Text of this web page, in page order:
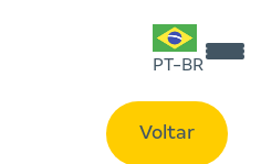
PT-BR
Voltar